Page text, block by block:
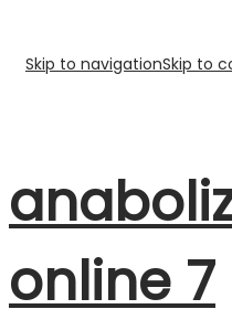
Skip to navigationSkip to
onli­ne 7